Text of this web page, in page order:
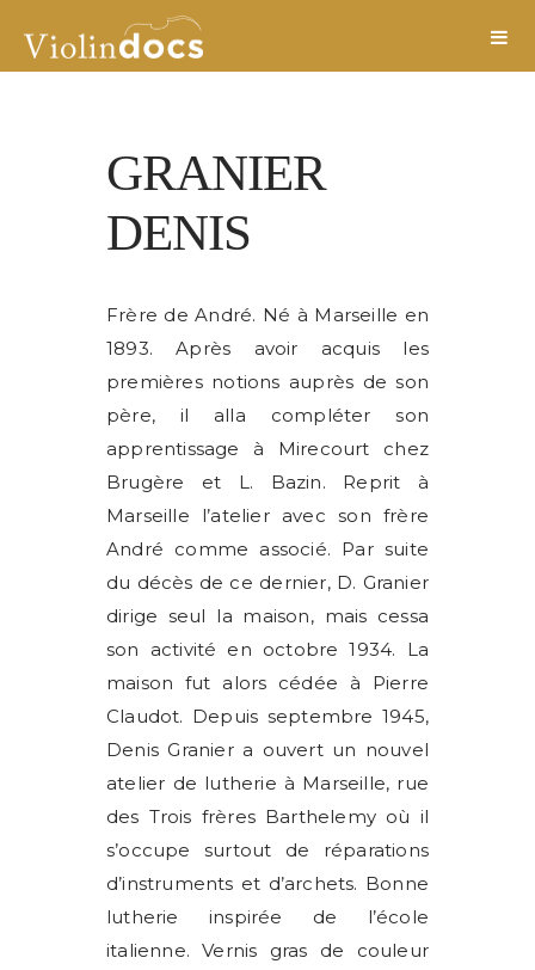
GRANIER
DENIS
Frère de André. Né à Marseille en
1893. Après avoir acquis les
premières notions auprès de son
père, il alla compléter son
apprentissage à Mirecourt chez
Brugère et L. Bazin. Reprit à
Marseille l’atelier avec son frère
André comme associé. Par suite
du décès de ce dernier, D. Granier
dirige seul la maison, mais cessa
son activité en octobre 1934. La
maison fut alors cédée à Pierre
Claudot. Depuis septembre 1945,
Denis Granier a ouvert un nouvel
atelier de lutherie à Marseille, rue
des Trois frères Barthelemy où il
s’occupe surtout de réparations
d’instruments et d’archets. Bonne
lutherie inspirée de l’école
italienne. Vernis gras de couleur